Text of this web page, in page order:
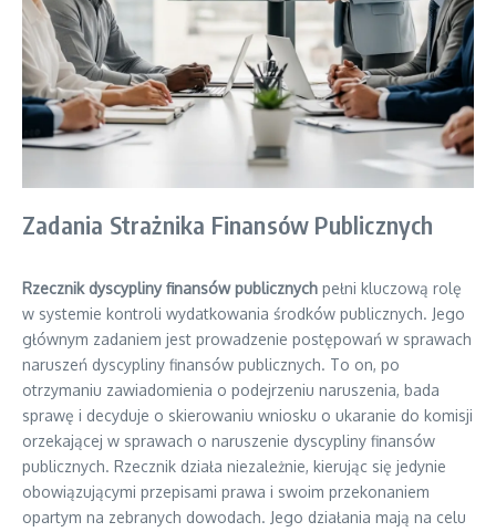
Zadania Strażnika Finansów Publicznych
Rzecznik dyscypliny finansów publicznych pełni kluczową rolę
w systemie kontroli wydatkowania środków publicznych. Jego
głównym zadaniem jest prowadzenie postępowań w sprawach
naruszeń dyscypliny finansów publicznych. To on, po
otrzymaniu zawiadomienia o podejrzeniu naruszenia, bada
sprawę i decyduje o skierowaniu wniosku o ukaranie do komisji
orzekającej w sprawach o naruszenie dyscypliny finansów
publicznych. Rzecznik działa niezależnie, kierując się jedynie
obowiązującymi przepisami prawa i swoim przekonaniem
opartym na zebranych dowodach. Jego działania mają na celu